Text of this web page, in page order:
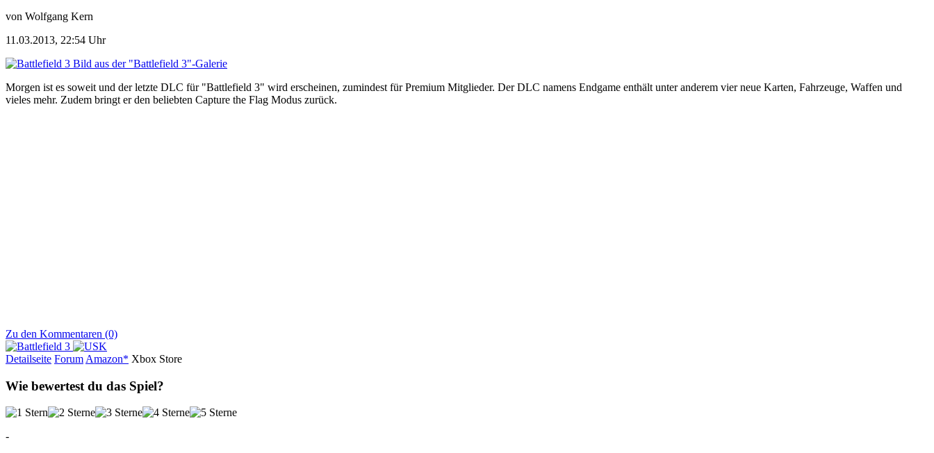
von Wolfgang Kern
11.03.2013, 22:54 Uhr
Bild aus der "Battlefield 3"-Galerie
Morgen ist es soweit und der letzte DLC für "Battlefield 3" wird erscheinen, zumindest für Premium Mitglieder. Der DLC namens Endgame enthält unter anderem vier neue Karten, Fahrzeuge, Waffen und
vieles mehr. Zudem bringt er den beliebten Capture the Flag Modus zurück.
Zu den Kommentaren (0)
Detailseite Forum Amazon* Xbox Store
Wie bewertest du das Spiel?
-